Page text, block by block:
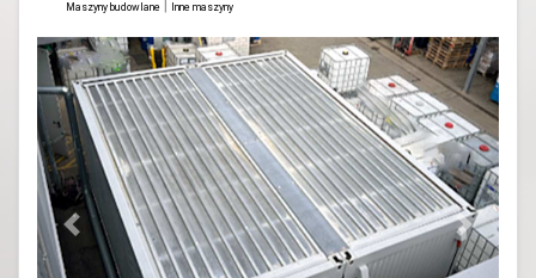
Maszyny budowlane Inne maszyny
Previous Next